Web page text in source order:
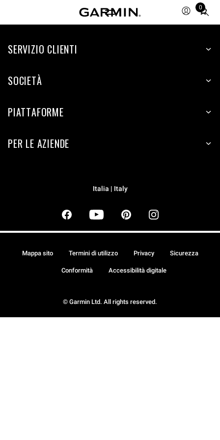
0
Total
items
cart:
SERVIZIO CLIENTI
SOCIETÀ
PIATTAFORME
PER LE AZIENDE
Italia | Italy
© Garmin Ltd. All rights reserved.
Mappa sito Termini di utilizzo Privacy Sicurezza
Conformità Accessibilità digitale